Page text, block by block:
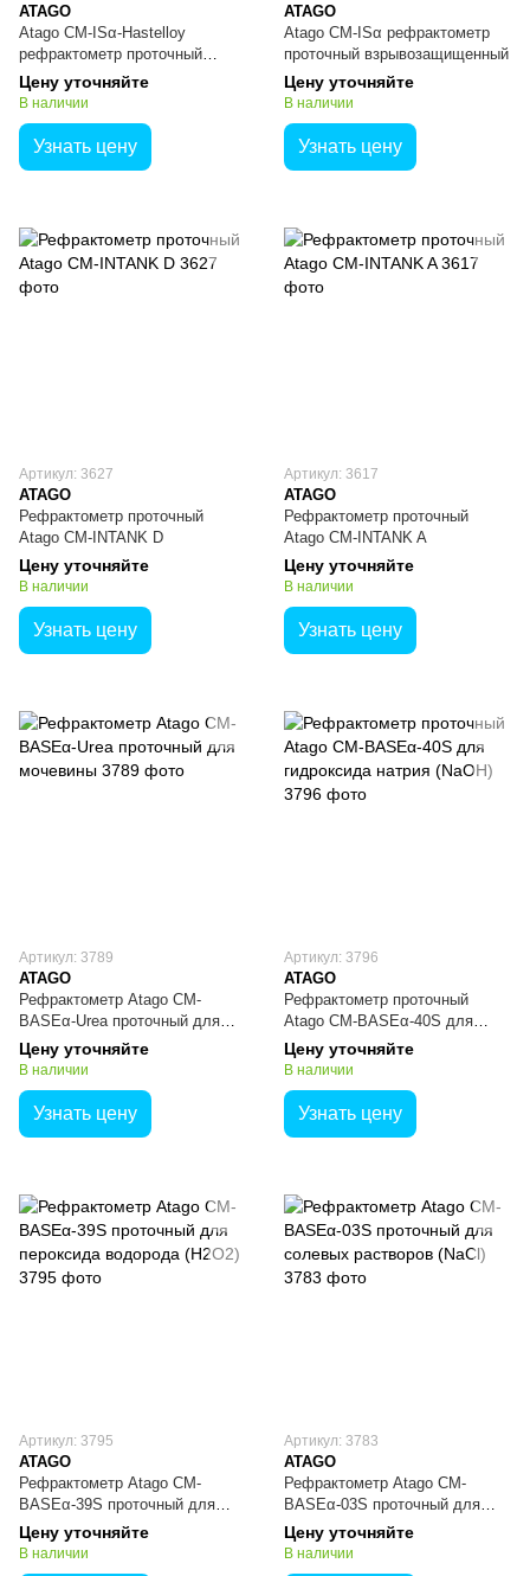
ATAGO
Atago CM-ISα-Hastelloy
рефрактометр проточный
взрывозащищенный
Цену уточняйте
В наличии
Узнать цену
ATAGO
Atago CM-ISα рефрактометр
проточный взрывозащищенный
Цену уточняйте
В наличии
Узнать цену
Артикул: 3627
ATAGO
Рефрактометр проточный
Atago CM-INTANK D
Цену уточняйте
В наличии
Узнать цену
Артикул: 3617
ATAGO
Рефрактометр проточный
Atago CM-INTANK A
Цену уточняйте
В наличии
Узнать цену
Артикул: 3789
ATAGO
Рефрактометр Atago CM-
BASEα-Urea проточный для
мочевины
Цену уточняйте
В наличии
Узнать цену
Артикул: 3796
ATAGO
Рефрактометр проточный
Atago CM-BASEα-40S для
гидроксида натрия (NaOH)
Цену уточняйте
В наличии
Узнать цену
Артикул: 3795
ATAGO
Рефрактометр Atago CM-
BASEα-39S проточный для
пероксида водорода (H2O2)
Цену уточняйте
В наличии
Артикул: 3783
ATAGO
Рефрактометр Atago CM-
BASEα-03S проточный для
солевых растворов (NaCl)
Цену уточняйте
В наличии